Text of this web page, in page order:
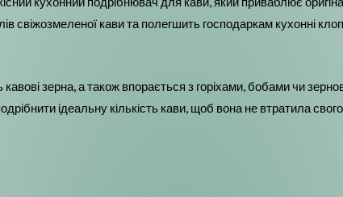
свіжозмеленої кави та полегшить господаркам кухонні
зерна, а також впорається з горіхами, бобами чи
ідеальну кількість кави, щоб вона не втратила